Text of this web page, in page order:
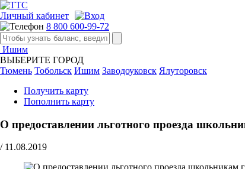
Личный кабинет
8 800 600-99-72
Ишим
ВЫБЕРИТЕ ГОРОД
Тюмень Тобольск Ишим Заводоуковск Ялуторовск
Получить карту
Пополнить карту
О предоставлении льготного проезда
/ 11.08.2019